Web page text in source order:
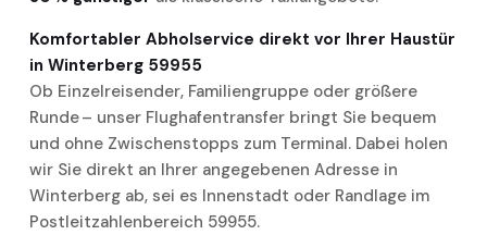
Komfortabler Abholservice direkt vor Ihrer Haustür
in Winterberg 59955
Ob Einzelreisender, Familiengruppe oder größere
Runde – unser Flughafentransfer bringt Sie bequem
und ohne Zwischenstopps zum Terminal. Dabei holen
wir Sie direkt an Ihrer angegebenen Adresse in
Winterberg ab, sei es Innenstadt oder Randlage im
Postleitzahlenbereich 59955.